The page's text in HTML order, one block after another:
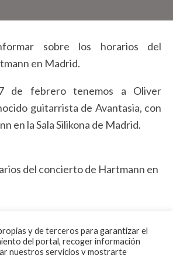
sobre los horarios del
en Madrid.
de febrero tenemos a Oliver
guitarrista de Avantasia, con
en la Sala Silikona de Madrid.
del concierto de Hartmann en
21:45h
y de terceros para garantizar el
del portal, recoger información
nuestros servicios y mostrarte